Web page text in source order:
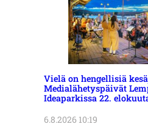
Vielä on hengellisiä
Medialähetyspäivät
Ideaparkissa 22.
6.8.2026 10:19